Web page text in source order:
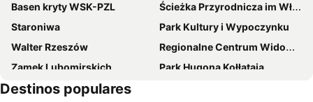
Basen kryty WSK-PZL
Ścieżka Przyrodnicza im Władysława Szafera
Staroniwa
Park Kultury i Wypoczynku
Walter Rzeszów
Regionalne Centrum Widowiskowo-Sportowe
Zamek Lubomirskich
Park Hugona Kołłątaja
Muzeum Dobranocek PRL-u
Destinos populares